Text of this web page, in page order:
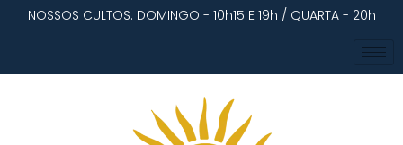
NOSSOS CULTOS: DOMINGO - 10h15 E 19h / QUARTA - 20h